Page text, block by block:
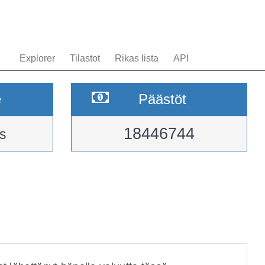
Explorer Tilastot Rikas lista API
Päästöt
18446744